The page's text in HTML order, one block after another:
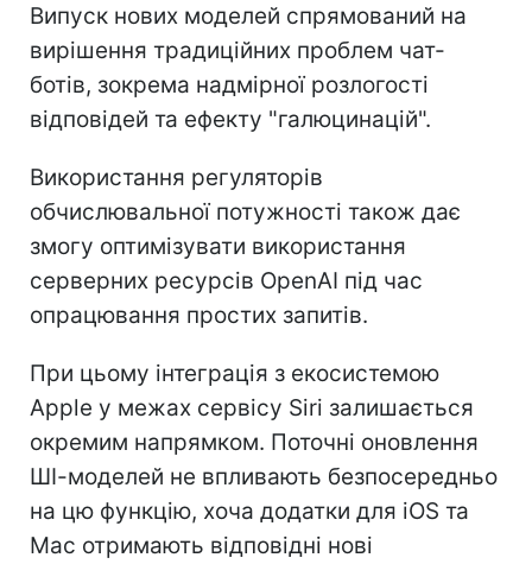
Випуск нових моделей спрямований на
вирішення традиційних проблем чат-
ботів, зокрема надмірної розлогості
відповідей та ефекту "галюцинацій".
Використання регуляторів
обчислювальної потужності також дає
змогу оптимізувати використання
серверних ресурсів OpenAI під час
опрацювання простих запитів.
При цьому інтеграція з екосистемою
Apple у межах сервісу Siri залишається
окремим напрямком. Поточні оновлення
ШІ-моделей не впливають безпосередньо
на цю функцію, хоча додатки для iOS та
Mac отримають відповідні нові